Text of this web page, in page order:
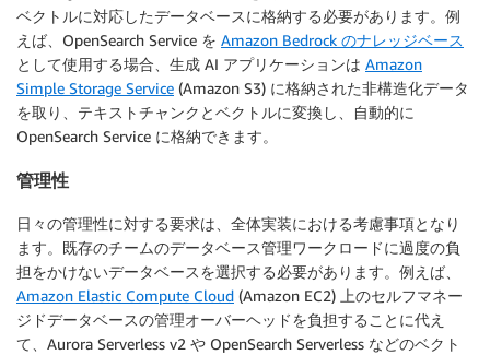
ベクトルに対応したデータベースに格納する必要があります。例
えば、OpenSearch Service を Amazon Bedrock のナレッジベース
として使用する場合、生成 AI アプリケーションは Amazon
Simple Storage Service (Amazon S3) に格納された非構造化データ
を取り、テキストチャンクとベクトルに変換し、自動的に
OpenSearch Service に格納できます。
管理性
日々の管理性に対する要求は、全体実装における考慮事項となり
ます。既存のチームのデータベース管理ワークロードに過度の負
担をかけないデータベースを選択する必要があります。例えば、
Amazon Elastic Compute Cloud (Amazon EC2) 上のセルフマネー
ジドデータベースの管理オーバーヘッドを負担することに代え
て、Aurora Serverless v2 や OpenSearch Serverless などのベクト